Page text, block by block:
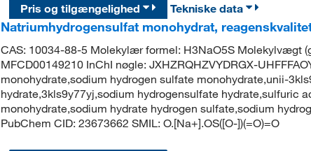
Pris og tilgængelighed
Tekniske data
Natriumhydrogensulfat monohydrat,
CAS: 10034-88-5 Molekylær formel: H3NaO5S Molekylvægt
MFCD00149210 InChI nøgle: JXHZRQHZVYDRGX-
monohydrate,sodium hydrogen sulfate monohydrate,unii-
hydrate,3kls9y77yj,sodium hydrogensulfate hydrate,sulfuric
monohydrate,sodium hydrate hydrogen sulfate,sodium
PubChem CID: 23673662 SMIL: O.[Na+].OS([O-])(=O)=O